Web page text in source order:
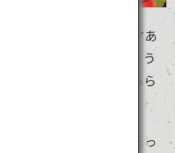
夏祭り」は、ユーモアあ
」は口をとがらせひょう
丸い顔の女性で、どちら
化のお面です。
つんだ男女が、「ひょっ